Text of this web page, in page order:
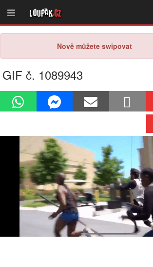
Loupak.cz
Nově můžete swipovat
GIF č. 1089943